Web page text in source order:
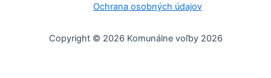
Ochrana osobných údajov
Copyright © 2026 Komunálne voľby 2026